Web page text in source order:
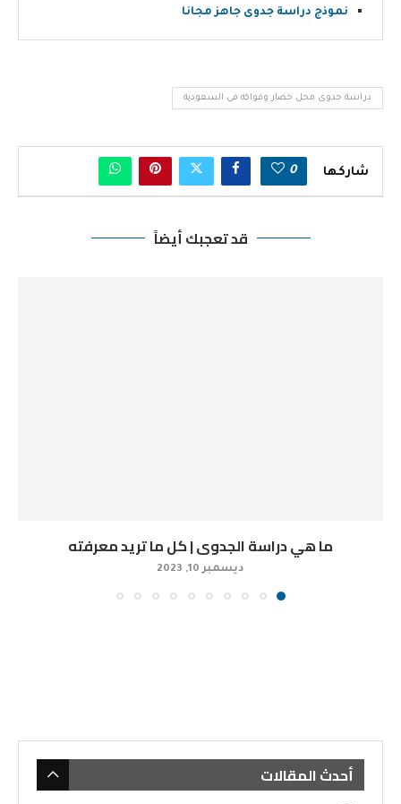
نموذج دراسة جدوى جاهز مجانا
دراسة جدوى محل خضار وفواكه فى السعودية
شاركها 0
قد تعجبك أيضاً
ما هي دراسة الجدوى | كل ما تريد معرفته
ديسمبر 10, 2023
أحدث المقالات